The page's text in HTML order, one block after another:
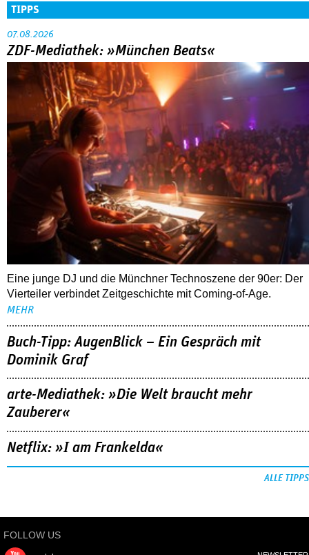
TIPPS
07.08.2026
ZDF-Mediathek: »München Beats«
Eine junge DJ und die Münchner Technoszene der 90er: Der
Vierteiler verbindet Zeitgeschichte mit Coming-of-Age.
MEHR
Buch-Tipp: AugenBlick – Ein Gespräch mit
Dominik Graf
arte-Mediathek: »Die Welt braucht mehr
Zauberer«
Netflix: »I am Frankelda«
ALLE TIPPS
FOLLOW US